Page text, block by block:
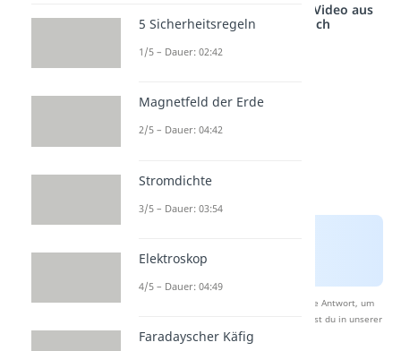
Studyflix vernetzt: Hier ein Video aus
einem anderen Bereich
Nach Beantwortung speichern wir deine Antwort, um
Studyflix zu verbessern. Mehr dazu erfährst du in unserer
Datenschutzerklärung
5 Sicherheitsregeln
1/5 – Dauer: 02:42
Magnetfeld der Erde
2/5 – Dauer: 04:42
Stromdichte
3/5 – Dauer: 03:54
Elektroskop
4/5 – Dauer: 04:49
Faradayscher Käfig